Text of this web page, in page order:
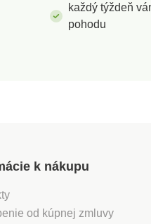
každý týždeň
pohodu
k nákupu
od kúpnej zmluvy